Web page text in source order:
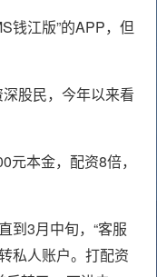
钱江版”的APP，但
股民，今年以来看
本金，配资8倍，
到3月中旬，“客服
私人账户。打配资